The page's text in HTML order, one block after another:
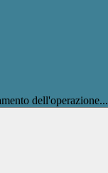
dell'operazione...